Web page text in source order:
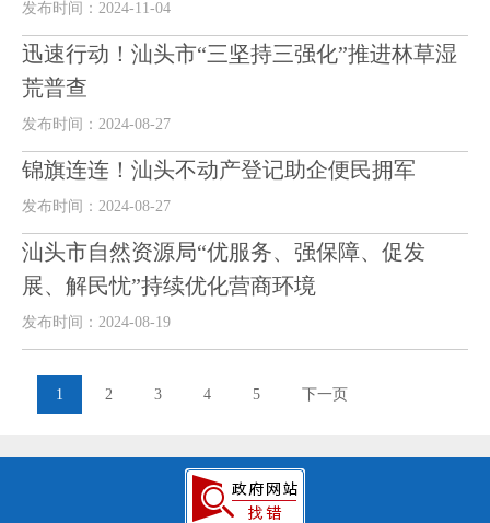
发布时间：2024-11-04
迅速行动！汕头市“三坚持三强化”推进林草湿
荒普查
发布时间：2024-08-27
锦旗连连！汕头不动产登记助企便民拥军
发布时间：2024-08-27
汕头市自然资源局“优服务、强保障、促发
展、解民忧”持续优化营商环境
发布时间：2024-08-19
1 2 3 4 5 下一页